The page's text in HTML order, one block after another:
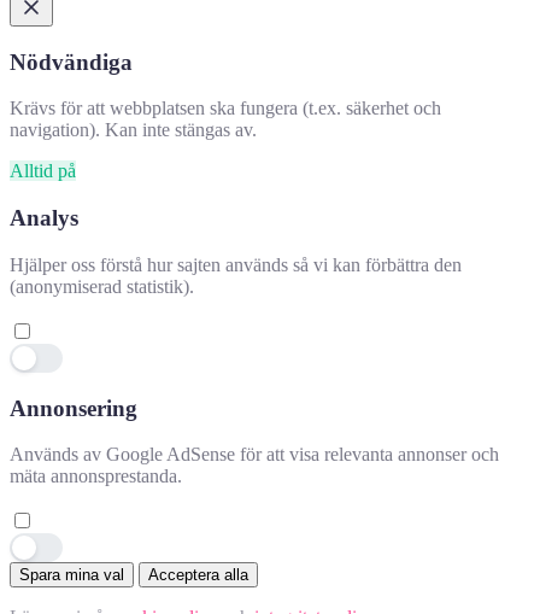
Hjälpte denna information dig?
✕
👍 Ja 👎 Nej
👍
Nödvändiga
Krävs för att webbplatsen ska fungera (t.ex. säkerhet och
navigation). Kan inte stängas av.
Alltid på
Analys
Hjälper oss förstå hur sajten används så vi kan förbättra den
(anonymiserad statistik).
Annonsering
Används av Google AdSense för att visa relevanta annonser och
mäta annonsprestanda.
Spara mina val Acceptera alla